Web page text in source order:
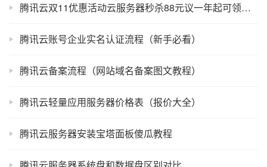
腾讯云双11优惠活动云服务器秒杀88元议一年起可领代金券
腾讯云账号企业实名认证流程（新手必看）
腾讯云备案流程（网站域名备案图文教程）
腾讯云轻量应用服务器价格表（报价大全）
腾讯云服务器安装宝塔面板傻瓜教程